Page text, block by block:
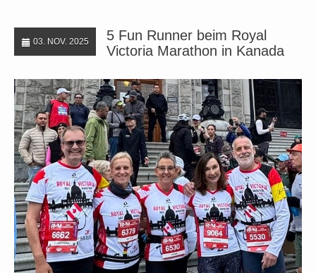
03. NOV. 2025
5 Fun Runner beim Royal
Victoria Marathon in Kanada